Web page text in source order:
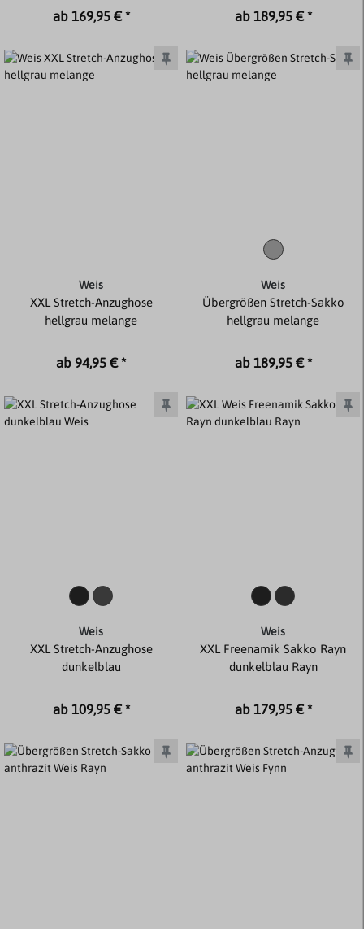
ab 169,95 € * ab 189,95 € *
Weis
XXL Stretch-Anzughose
hellgrau melange
ab 94,95 € *
Weis
Übergrößen Stretch-Sakko
hellgrau melange
ab 189,95 € *
Weis
XXL Stretch-Anzughose
dunkelblau
ab 109,95 € *
Weis
XXL Freenamik Sakko Rayn
dunkelblau Rayn
ab 179,95 € *